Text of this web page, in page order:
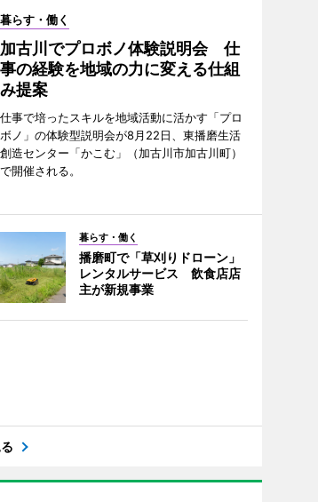
暮らす・働く
加古川でプロボノ体験説明会 仕
事の経験を地域の力に変える仕組
み提案
仕事で培ったスキルを地域活動に活かす「プロ
ボノ」の体験型説明会が8月22日、東播磨生活
創造センター「かこむ」（加古川市加古川町）
で開催される。
暮らす・働く
播磨町で「草刈りドローン」
レンタルサービス 飲食店店
主が新規事業